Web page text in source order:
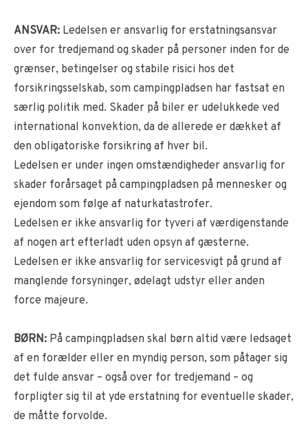
ANSVAR: Ledelsen er ansvarlig for erstatningsansvar
over for tredjemand og skader på personer inden for de
grænser, betingelser og stabile risici hos det
forsikringsselskab, som campingpladsen har fastsat en
særlig politik med. Skader på biler er udelukkede ved
international konvektion, da de allerede er dækket af
den obligatoriske forsikring af hver bil.
Ledelsen er under ingen omstændigheder ansvarlig for
skader forårsaget på campingpladsen på mennesker og
ejendom som følge af naturkatastrofer.
Ledelsen er ikke ansvarlig for tyveri af værdigenstande
af nogen art efterladt uden opsyn af gæsterne.
Ledelsen er ikke ansvarlig for servicesvigt på grund af
manglende forsyninger, ødelagt udstyr eller anden
force majeure.
BØRN: På campingpladsen skal børn altid være ledsaget
af en forælder eller en myndig person, som påtager sig
det fulde ansvar – også over for tredjemand – og
forpligter sig til at yde erstatning for eventuelle skader,
de måtte forvolde.